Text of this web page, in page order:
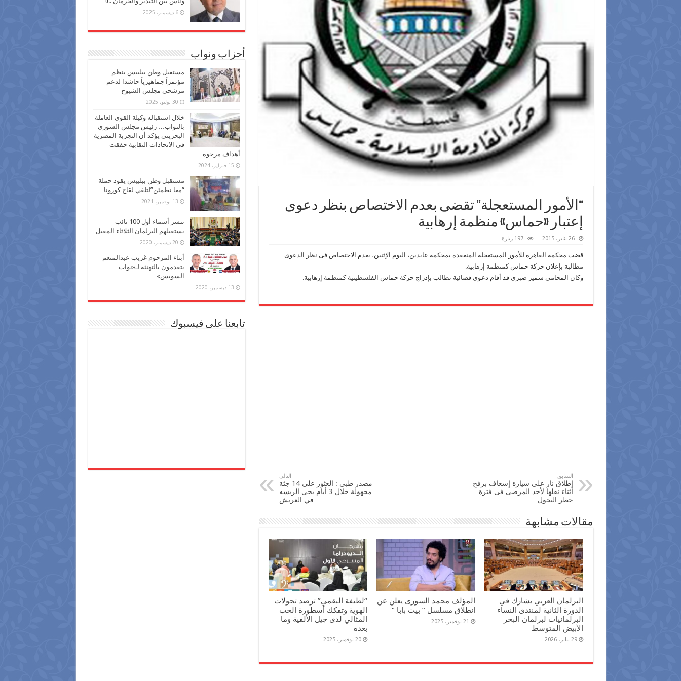
“الأمور المستعجلة” تقضى بعدم الاختصاص بنظر دعوى
إعتبار «حماس» منظمة إرهابية
26 يناير، 2015 197 زيارة
قضت محكمة القاهرة للأمور المستعجلة المنعقدة بمحكمة عابدين، اليوم الإثنين، بعدم الاختصاص فى نظر الدعوى
مطالبة بإعلان حركة حماس كمنظمة إرهابية.
وكان المحامي سمير صبري قد أقام دعوى قضائية تطالب بإدراج حركة حماس الفلسطينية كمنظمة إرهابية.
السابق
إطلاق نار على سيارة إسعاف برفح
أثناء نقلها لأحد المرضى فى فترة
حظر التجول
التالي
مصدر طبي : العثور على 14 جثة
مجهولة خلال 3 أيام بحى الريسه
في العريش
مقالات مشابهة
البرلمان العربي يشارك في
الدورة الثانية لمنتدى النساء
البرلمانيات لبرلمان البحر
الأبيض المتوسط
29 يناير، 2026
المؤلف محمد السورى يعلن عن
انطلاق مسلسل ” بيت بابا “
21 نوفمبر، 2025
“لطيفة البقمي” ترصد تحولات
الهوية وتفكك أسطورة الحب
المثالي لدى جيل الألفية وما
بعده
20 نوفمبر، 2025
6 ديسمبر، 2025
أحزاب ونواب
مستقبل وطن ببلبيس ينظم
مؤتمراً جماهيرياً حاشدا لدعم
مرشحي مجلس الشيوخ
30 يوليو، 2025
خلال استقباله وكيلة القوي العاملة
بالنواب… رئيس مجلس الشورى
البحريني يؤكد أن التجربة المصرية
في الاتحادات النقابية حققت
أهداف مرجوة
15 فبراير، 2024
مستقبل وطن ببلبيس يقود حملة
“معا نطمئن”لتلقي لقاح كورونا
13 نوفمبر، 2021
ننشر أسماء أول 100 نائب
يستقبلهم البرلمان الثلاثاء المقبل
20 ديسمبر، 2020
أبناء المرحوم غريب عبدالمنعم
يتقدمون بالتهنئة لـ«نواب
السويس»
13 ديسمبر، 2020
تابعنا على فيسبوك